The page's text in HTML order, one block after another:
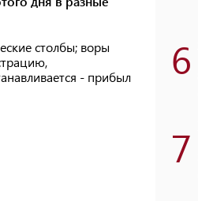
столбы; воры
- прибыл
6
7